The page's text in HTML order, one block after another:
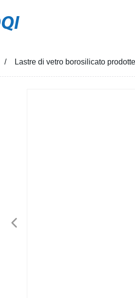
Lastre di vetro borosilicato